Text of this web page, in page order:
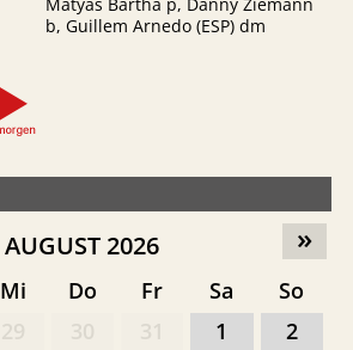
b, Guillem Arnedo (ESP) dm
»
AUGUST 2026
Mi Do Fr Sa
So
1
2